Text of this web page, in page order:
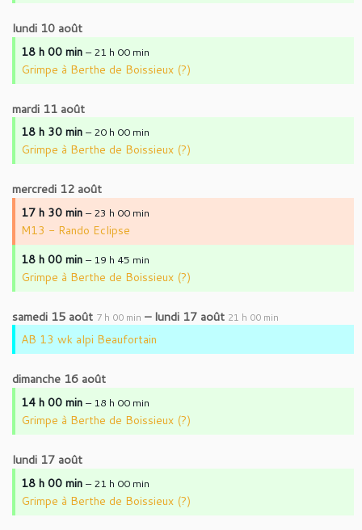
lundi 10 août
18 h 00 min – 21 h 00 min
Grimpe à Berthe de Boissieux (?)
mardi 11 août
18 h 30 min – 20 h 00 min
Grimpe à Berthe de Boissieux (?)
mercredi 12 août
17 h 30 min – 23 h 00 min
M13 - Rando Eclipse
18 h 00 min – 19 h 45 min
Grimpe à Berthe de Boissieux (?)
samedi 15 août 7 h 00 min –lundi 17 août 21 h 00 min
AB 13 wk alpi Beaufortain
dimanche 16 août
14 h 00 min – 18 h 00 min
Grimpe à Berthe de Boissieux (?)
lundi 17 août
18 h 00 min – 21 h 00 min
Grimpe à Berthe de Boissieux (?)